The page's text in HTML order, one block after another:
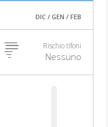
DIC / GEN / FEB
Rischio tifoni
Nessuno